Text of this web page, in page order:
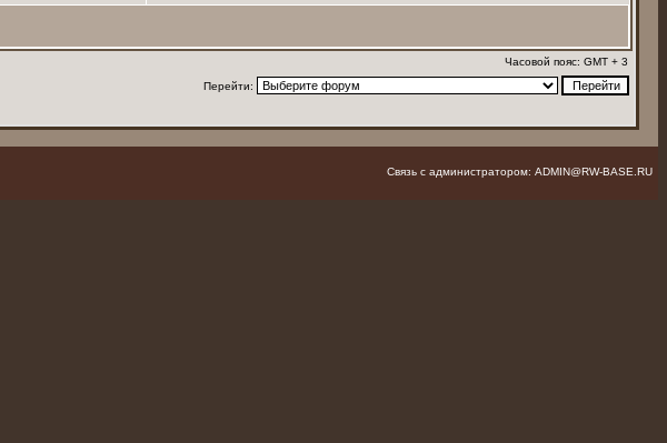
Часовой пояс: GMT + 3
Перейти:
Связь с администратором: ADMIN@RW-BASE.RU